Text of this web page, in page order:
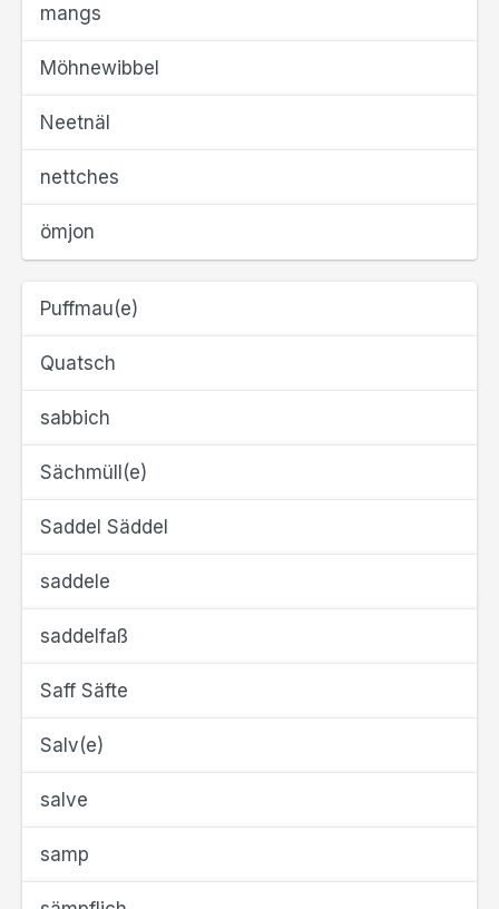
mangs
Möhnewibbel
Neetnäl
nettches
ömjon
Puffmau(e)
Quatsch
sabbich
Sächmüll(e)
Saddel Säddel
saddele
saddelfaß
Saff Säfte
Salv(e)
salve
samp